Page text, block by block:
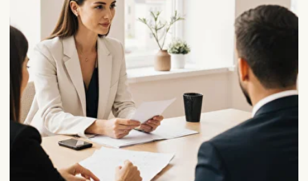
Schulungen & Events
Leadgenerierung & Marketing-Support
durch die Agentur